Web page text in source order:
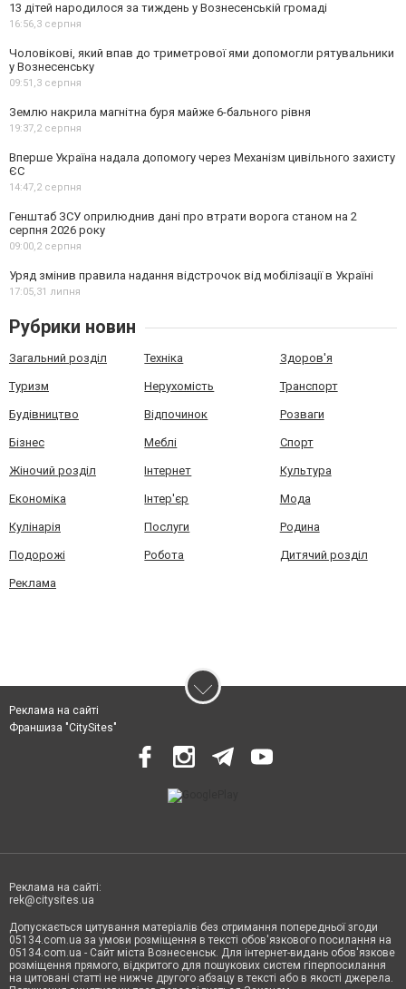
13 дітей народилося за тиждень у Вознесенській громаді
16:56,3 серпня
Чоловікові, який впав до триметрової ями допомогли рятувальники
у Вознесенську
09:51,3 серпня
Землю накрила магнітна буря майже 6-бального рівня
19:37,2 серпня
Вперше Україна надала допомогу через Механізм цивільного захисту
ЄС
14:47,2 серпня
Генштаб ЗСУ оприлюднив дані про втрати ворога станом на 2
серпня 2026 року
09:00,2 серпня
Уряд змінив правила надання відстрочок від мобілізації в Україні
17:05,31 липня
Рубрики новин
Загальний розділ Техніка Здоров'я
Туризм Нерухомість Транспорт
Будівництво Відпочинок Розваги
Бізнес Меблі Спорт
Жіночий розділ Інтернет Культура
Економіка Інтер'єр Мода
Кулінарія Послуги Родина
Подорожі Робота Дитячий розділ
Реклама
Реклама на сайті
Франшиза "CitySites"
Реклама на сайті:
rek@citysites.ua
Допускається цитування матеріалів без отримання попередньої згоди
05134.com.ua за умови розміщення в тексті обов'язкового посилання на
05134.com.ua - Сайт міста Вознесенськ. Для інтернет-видань обов'язкове
розміщення прямого, відкритого для пошукових систем гіперпосилання
на цитовані статті не нижче другого абзацу в тексті або в якості джерела.